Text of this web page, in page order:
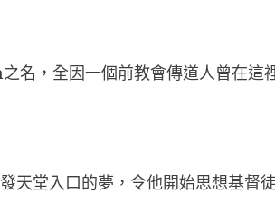
名，全因一個前教會傳道人曾在
天堂入口的夢，令他開始思想基